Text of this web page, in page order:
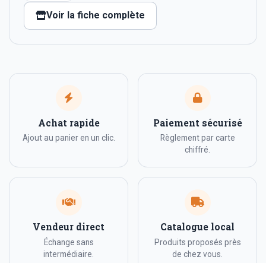
Voir la fiche complète
Achat rapide
Ajout au panier en un clic.
Paiement sécurisé
Règlement par carte
chiffré.
Vendeur direct
Échange sans
intermédiaire.
Catalogue local
Produits proposés près
de chez vous.